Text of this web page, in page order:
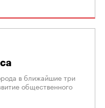
в ближайшие три
общественного